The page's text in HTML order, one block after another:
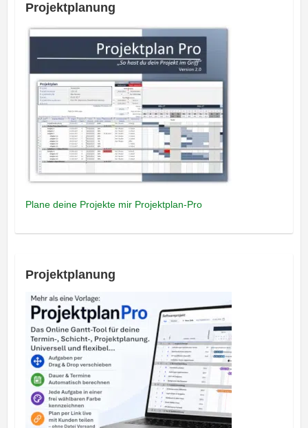
Projektplanung
Plane deine Projekte mir Projektplan-Pro
Projektplanung